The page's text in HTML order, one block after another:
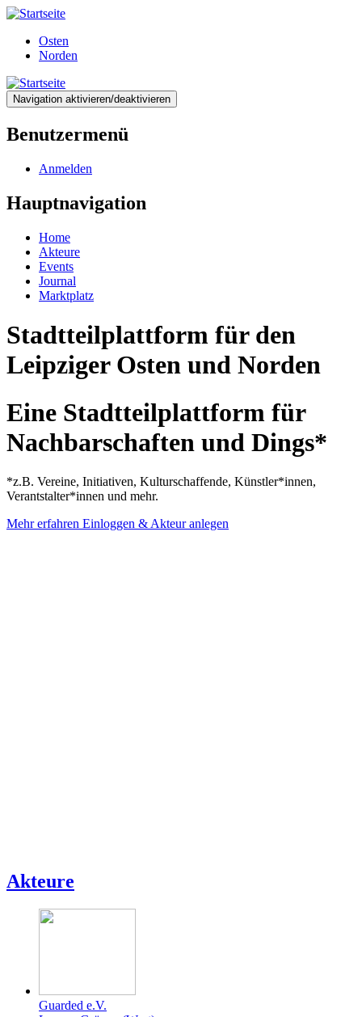
Direkt
Inhalt
Osten
Norden
Navigation aktivieren/deaktivieren
Benutzermenü
Anmelden
Hauptnavigation
Home
Akteure
Events
Journal
Marktplatz
Stadtteilplattform für den
Leipziger Osten und Norden
Eine Stadtteilplattform für
Nachbarschaften und Dings*
*z.B. Vereine, Initiativen, Kulturschaffende, Künstler*innen,
Verantstalter*innen und mehr.
Mehr erfahren Einloggen & Akteur anlegen
Akteure
Guarded e.V.